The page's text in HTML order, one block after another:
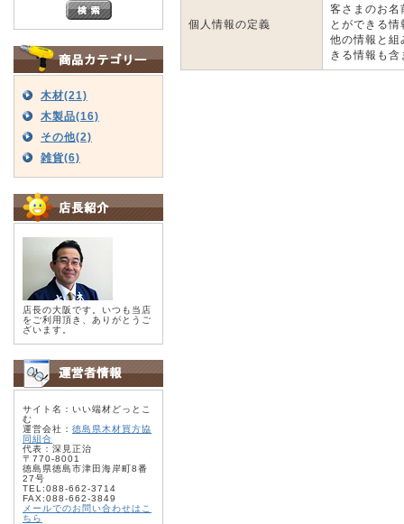
木材(21)
木製品(16)
その他(2)
雑貨(6)
店長の大阪です。いつも当店
をご利用頂き、ありがとうご
ざいます。
サイト名：いい端材どっとこ
む
運営会社： 徳島県木材買方協
同組合
代表：深見正治
〒770-8001
徳島県徳島市津田海岸町8番
27号
TEL:088-662-3714
FAX:088-662-3849
メールでのお問い合わせはこ
ちら
個人情報の定義
客さまのお名
とができる
他の情報と組
きる情報も含